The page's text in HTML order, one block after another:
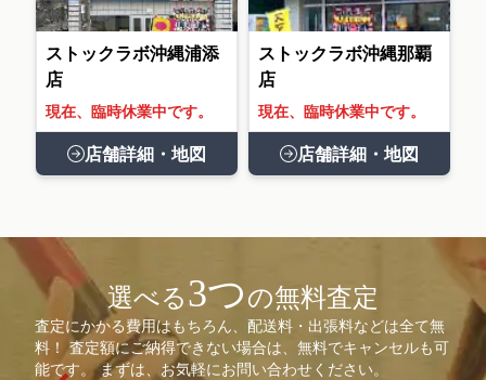
ストックラボ沖縄浦添
店
現在、臨時休業中です。
店舗詳細・地図
ストックラボ沖縄那覇
店
現在、臨時休業中です。
店舗詳細・地図
選べる3つの無料査定
査定にかかる費用はもちろん、配送料・出張料などは全て無
料！ 査定額にご納得できない場合は、無料でキャンセルも可
能です。 まずは、お気軽にお問い合わせください。